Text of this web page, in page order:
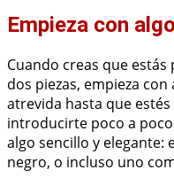
Empieza con
Cuando creas que
dos piezas, empieza
atrevida hasta que
introducirte poco a
algo sencillo y elegante:
negro, o incluso uno